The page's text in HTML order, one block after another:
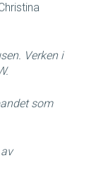
Verken i
som